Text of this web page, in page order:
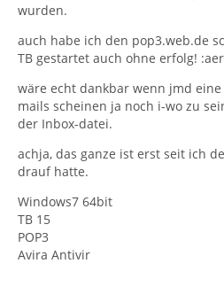
wurden.
auch habe ich den pop3.web.de
TB gestartet auch ohne erfolg!
wäre echt dankbar wenn jmd
mails scheinen ja noch i-wo zu
der Inbox-datei.
achja, das ganze ist erst seit ich
drauf hatte.
Windows7 64bit
TB 15
POP3
Avira Antivir